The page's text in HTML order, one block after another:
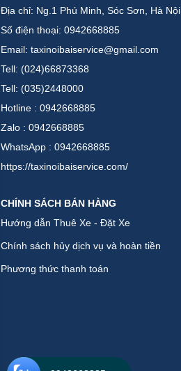
Địa chỉ: Ng.1 Phú Minh, Sóc Sơn, Hà Nội
Số điện thoại: 0942668885
Email: taxinoibaiservice@gmail.com
Tell: (024)66873368
Tell: (035)2448000
Hotline : 0942668885
Zalo : 0942668885
WhatsApp : 0942668885
https://taxinoibaiservice.com/
CHÍNH SÁCH BÁN HÀNG
Hướng dẫn Thuê Xe - Đặt Xe
Chính sách hủy dịch vụ và hoàn tiền
Phương thức thanh toán